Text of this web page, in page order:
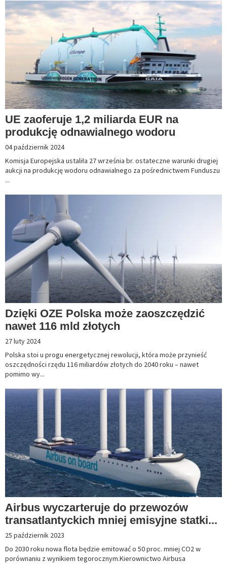
UE zaoferuje 1,2 miliarda EUR na
produkcję odnawialnego wodoru
04 październik 2024
Komisja Europejska ustaliła 27 września br. ostateczne warunki drugiej
aukcji na produkcję wodoru odnawialnego za pośrednictwem Funduszu
...
Dzięki OZE Polska może zaoszczędzić
nawet 116 mld złotych
27 luty 2024
Polska stoi u progu energetycznej rewolucji, która może przynieść
oszczędności rzędu 116 miliardów złotych do 2040 roku – nawet
pomimo wy...
Airbus wyczarteruje do przewozów
transatlantyckich mniej emisyjne statki...
25 październik 2023
Do 2030 roku nowa flota będzie emitować o 50 proc. mniej CO2 w
porównaniu z wynikiem tegorocznym.Kierownictwo Airbusa